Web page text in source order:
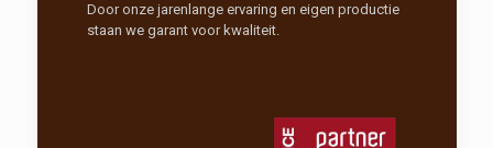
Door onze jarenlange ervaring en eigen productie
staan we garant voor kwaliteit.